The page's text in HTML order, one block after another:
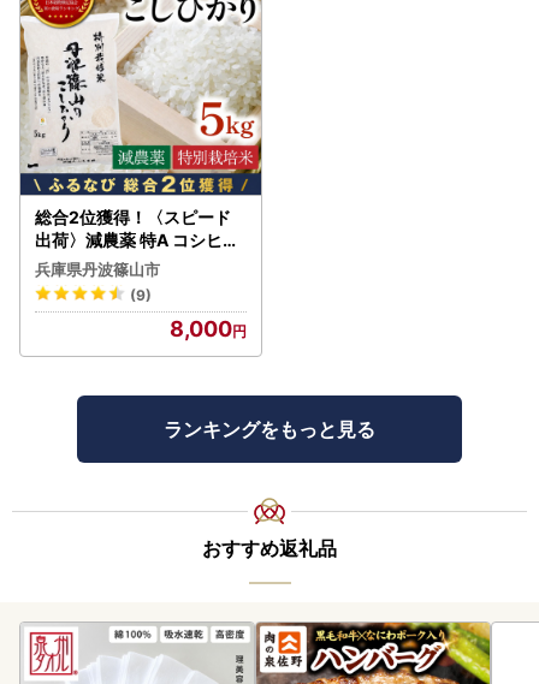
総合2位獲得！〈スピード
出荷〉減農薬 特A コシヒカ
リ 5kg 丹波篠山産 特別栽培
米 こしひかり
兵庫県丹波篠山市
(9)
8,000
ランキングをもっと見る
おすすめ返礼品